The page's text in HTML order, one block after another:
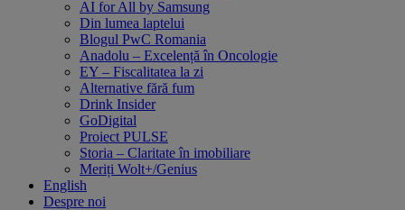
AI for All by Samsung
Din lumea laptelui
Blogul PwC Romania
Anadolu – Excelență în Oncologie
EY – Fiscalitatea la zi
Alternative fără fum
Drink Insider
GoDigital
Proiect PULSE
Storia – Claritate în imobiliare
Meriți Wolt+/Genius
English
Despre noi